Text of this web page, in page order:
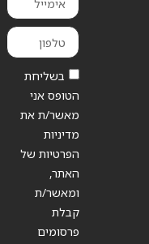
בשליחת
הטופס אני
מאשר/ת את
מדיניות
הפרטיות של
האתר,
ומאשר/ת
קבלת
פרסומים